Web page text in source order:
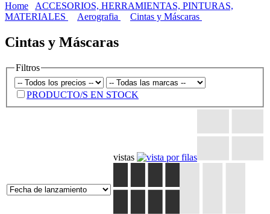
Home
ACCESORIOS, HERRAMIENTAS, PINTURAS,
MATERIALES
Aerografia Cintas y Máscaras
Cintas y Máscaras
Filtros
PRODUCTO/S EN STOCK
vistas